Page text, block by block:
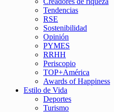
Tendencias
RSE
Sostenibilidad
Opinión
PYMES
RRHH
Periscopio
TOP+América
Awards of Happiness
Estilo de Vida
Deportes
Turismo